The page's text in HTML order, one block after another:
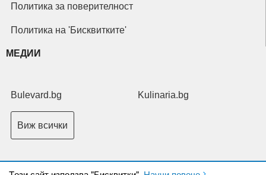
Политика за поверителност
Политика на 'Бисквитките'
МЕДИИ
Bulevard.bg Kulinaria.bg
Виж всички